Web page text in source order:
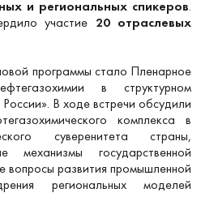
и региональных спикеров.
участие 20 отраслевых
программы стало Пленарное
в структурном
В ходе встречи обсудили
комплекса в
суверенитета страны,
механизмы государственной
вопросы развития промышленной
региональных моделей